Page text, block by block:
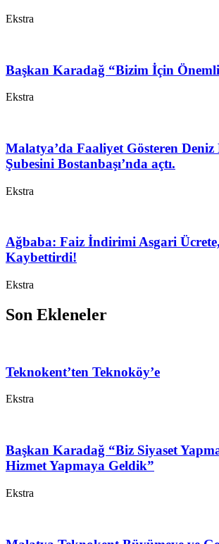
Ekstra
Başkan Karadağ “Bizim İçin
Ekstra
Malatya’da Faaliyet Gösteren
Şubesini Bostanbaşı’nda açtı.
Ekstra
Ağbaba: Faiz İndirimi Asgari
Kaybettirdi!
Ekstra
Son Ekleneler
Teknokent’ten Teknoköy’e
Ekstra
Başkan Karadağ “Biz Siyaset
Hizmet Yapmaya Geldik”
Ekstra